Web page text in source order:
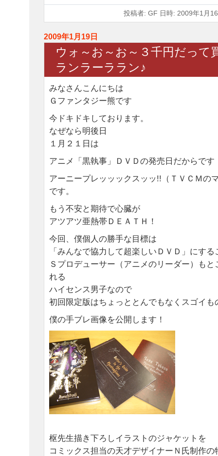
投稿者: GF 日時: 2009年1月
2009年1月19日
ウォ～お～お～３千円だっ
ランラーララン♪
みなさんこんにちは
Ｇファンタジー熊です
今ドキドキしております。
なぜなら明後日
１月２１日は
アニメ「黒執事」ＤＶＤの発売日だからです
アーニープレッッックスッッ!!（ＴＶＣＭの
です。
もう不安と期待で心臓が
アツアツ亜熱帯ＤＥＡＴＨ！
今回、僕個人の勝手な目標は
「みんなで協力して超楽しいＤＶＤ」にす
Ｓプロデューサー（アニメのリーダー）も
れる
ハイセンス男子なので
初回限定版はちょっととんでもなくスゴイも
僕の手ブレ画像を公開します！
枢先生描き下ろしイラストのジャケットを
コミックス担当の天才デザイナーＮ氏制作